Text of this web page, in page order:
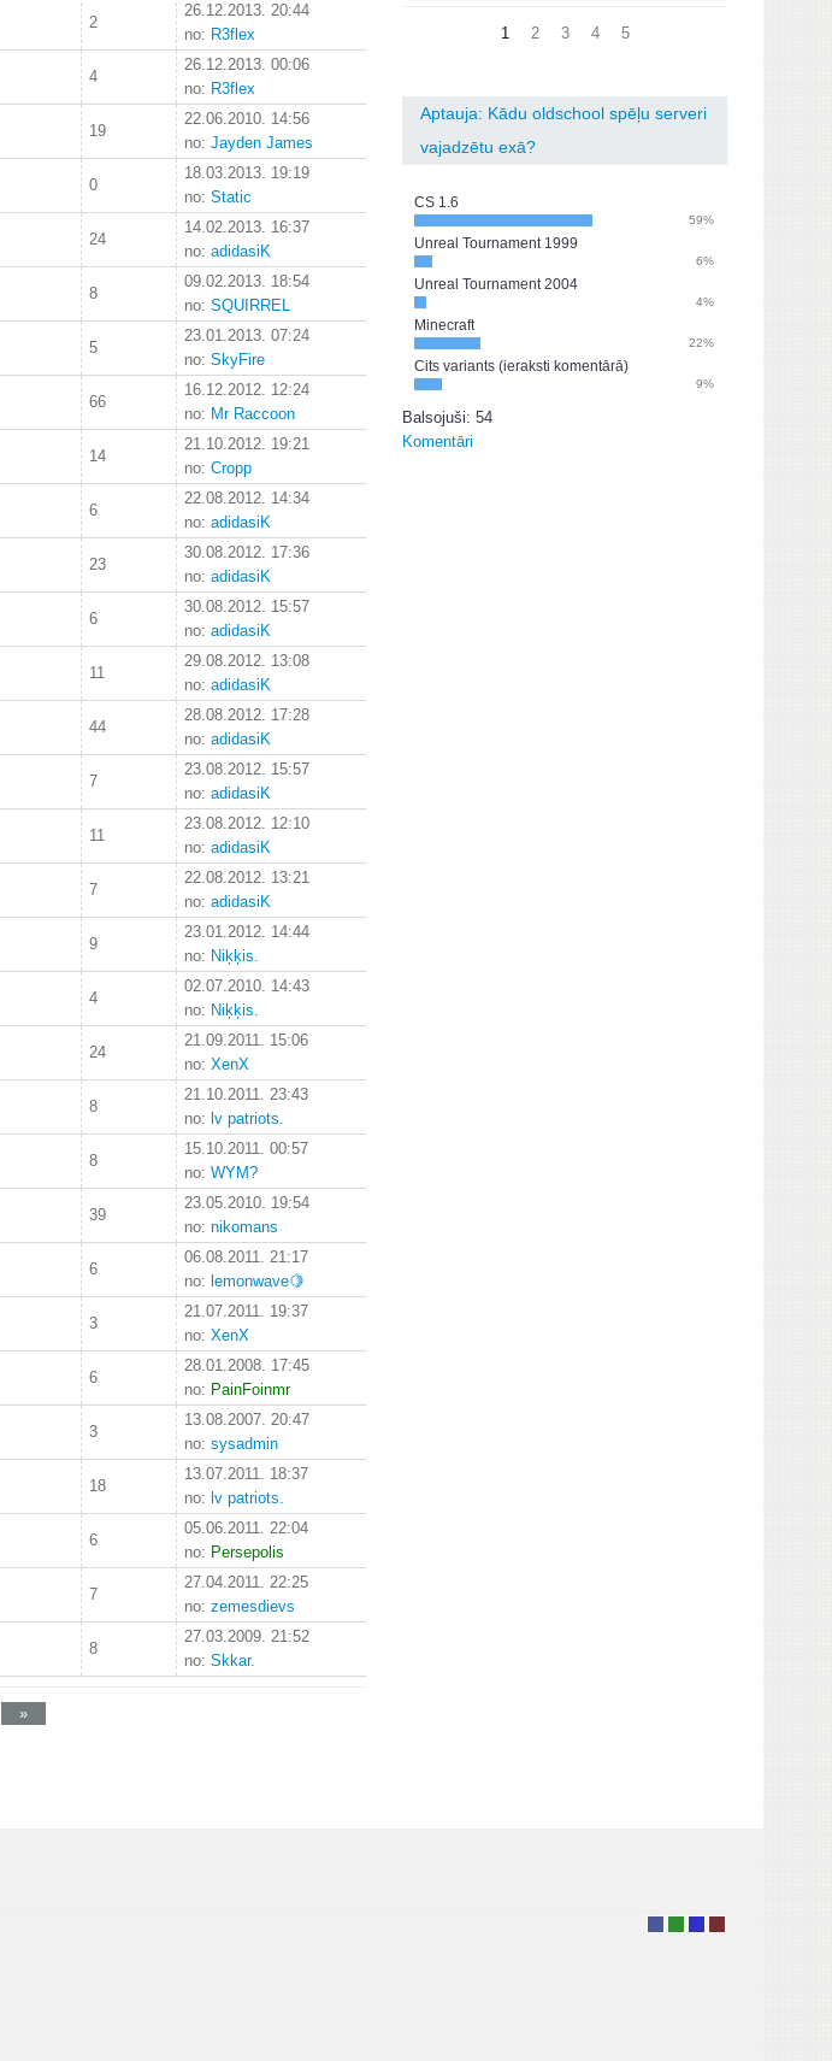
2
26.12.2013. 20:44
no: R3flex
4
26.12.2013. 00:06
no: R3flex
19
22.06.2010. 14:56
no: Jayden James
0
18.03.2013. 19:19
no: Static
24
14.02.2013. 16:37
no: adidasiK
8
09.02.2013. 18:54
no: SQUIRREL
5
23.01.2013. 07:24
no: SkyFire
66
16.12.2012. 12:24
no: Mr Raccoon
14
21.10.2012. 19:21
no: Cropp
6
22.08.2012. 14:34
no: adidasiK
23
30.08.2012. 17:36
no: adidasiK
6
30.08.2012. 15:57
no: adidasiK
11
29.08.2012. 13:08
no: adidasiK
44
28.08.2012. 17:28
no: adidasiK
7
23.08.2012. 15:57
no: adidasiK
11
23.08.2012. 12:10
no: adidasiK
7
22.08.2012. 13:21
no: adidasiK
9
23.01.2012. 14:44
no: Niķķis.
4
02.07.2010. 14:43
no: Niķķis.
24
21.09.2011. 15:06
no: XenX
8
21.10.2011. 23:43
no: lv patriots.
8
15.10.2011. 00:57
no: WYM?
39
23.05.2010. 19:54
no: nikomans
6
06.08.2011. 21:17
no: lemonwave🍋
3
21.07.2011. 19:37
no: XenX
6
28.01.2008. 17:45
no: PainFoinmr
3
13.08.2007. 20:47
no: sysadmin
18
13.07.2011. 18:37
no: lv patriots.
6
05.06.2011. 22:04
no: Persepolis
7
27.04.2011. 22:25
no: zemesdievs
8
27.03.2009. 21:52
no: Skkar.
»
1 2 3 4 5
Aptauja: Kādu oldschool spēļu serveri
vajadzētu exā?
CS 1.6
59%
Unreal Tournament 1999
6%
Unreal Tournament 2004
4%
Minecraft
22%
Cits variants (ieraksti komentārā)
9%
Balsojuši: 54
Komentāri